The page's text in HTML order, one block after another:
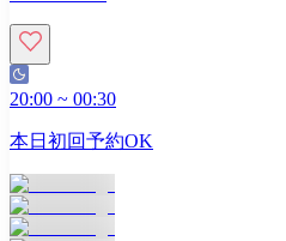
20:00 ~ 00:30
本日初回予約OK